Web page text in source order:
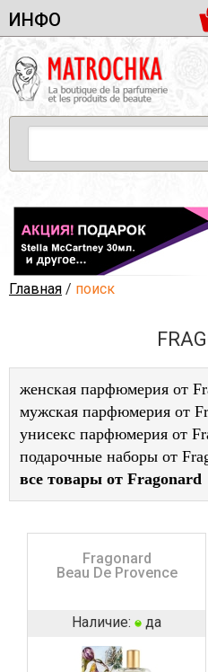
ИНФО
ЖЕНСКАЯ
МУЖСКАЯ
УНИСЕКС
УХОД
Главная / поиск
женская парфюмерия от
мужская парфюмерия от
унисекс парфюмерия от
подарочные наборы от
все товары от Fragonard
Fragonard
Beau De Provence
Наличие: да